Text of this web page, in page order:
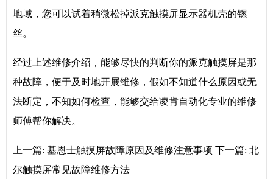
地域，您可以试着稍微松掉派克触摸屏显示器机壳的镙
丝。
经过上述维修介绍，能够尽快的判断你的派克触摸屏是那
种故障，便于及时地开展维修，假如不知道什么原因或无
法断定，不知如何检查，能够交给凌肯自动化专业的维修
师傅帮你解决。
上一篇: 基恩士触摸屏故障原因及维修注意事项 下一篇: 北
尔触摸屏常见故障维修方法